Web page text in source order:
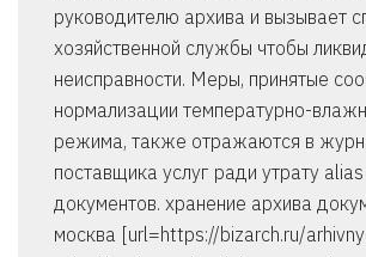
руководителю архива и вызывает
хозяйственной службы чтобы
неисправности. Меры, принятые
нормализации температурно-
режима, также отражаются в
поставщика услуг ради утрату
документов. хранение архива
москва [url=https://bizarch.ru/